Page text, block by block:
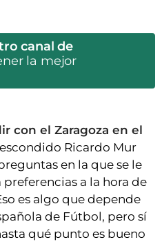
canal de
la mejor
con el Zaragoza en el
Ricardo Mur
en la que se le
a la hora de
es algo que depende
de Fútbol, pero sí
qué punto es bueno